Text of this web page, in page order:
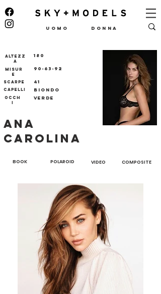
UOMO DONNA
ANA
CAROLINA
ALTEZZ
A
MISUR
E
180
90-63-92
SCARPE 41
CAPELLI BIONDO
OCCH
I
VERDE
BOOK POLAROID VIDEO COMPOSITE